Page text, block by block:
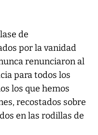
de
por la vanidad
renunciaron al
para todos los
los que hemos
recostados sobre
en las rodillas de